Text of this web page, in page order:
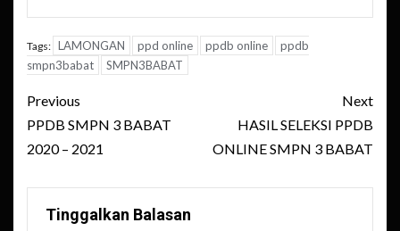
Tags: LAMONGAN ppd online ppdb online
ppdb
smpn3babat
SMPN3BABAT
Post
navigation
Previous
PPDB SMPN 3 BABAT
2020 – 2021
Next
HASIL SELEKSI PPDB
ONLINE SMPN 3 BABAT
Tinggalkan Balasan